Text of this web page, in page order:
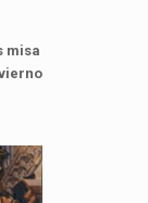
misa